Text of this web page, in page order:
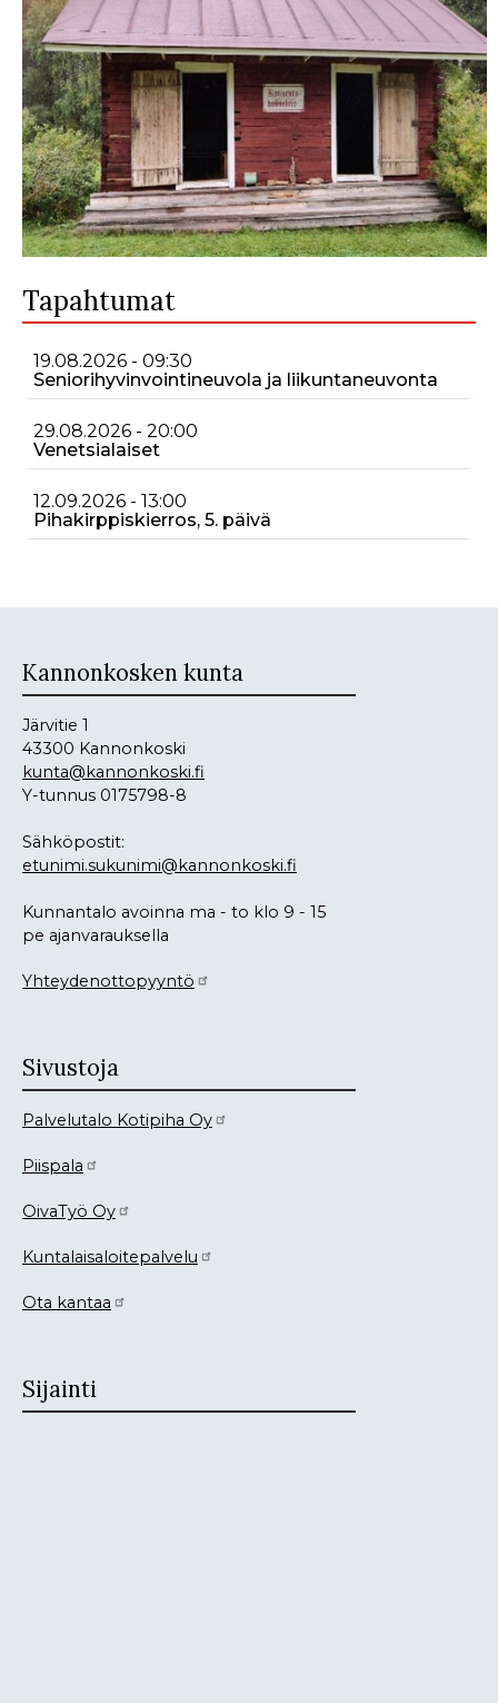
Tapahtumat
19.08.2026 - 09:30
Seniorihyvinvointineuvola ja liikuntaneuvonta
29.08.2026 - 20:00
Venetsialaiset
12.09.2026 - 13:00
Pihakirppiskierros, 5. päivä
Kannonkosken kunta
Järvitie 1
43300 Kannonkoski
kunta@kannonkoski.fi
Y-tunnus 0175798-8
Sähköpostit:
etunimi.sukunimi@kannonkoski.fi
Kunnantalo avoinna ma - to klo 9 - 15
pe ajanvarauksella
Yhteydenottopyyntö
Sivustoja
Palvelutalo Kotipiha Oy
Piispala
OivaTyö Oy
Kuntalaisaloitepalvelu
Ota kantaa
Sijainti